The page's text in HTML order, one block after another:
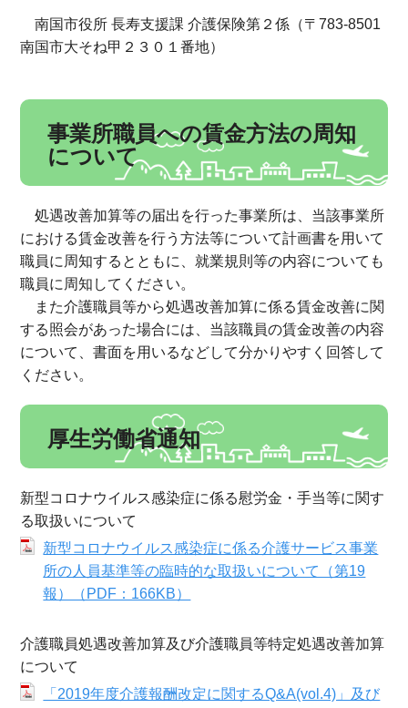
南国市役所 長寿支援課 介護保険第２係（〒783-8501
南国市大そね甲２３０１番地）
事業所職員への賃金方法の周知
について
処遇改善加算等の届出を行った事業所は、当該事業所
における賃金改善を行う方法等について計画書を用いて
職員に周知するとともに、就業規則等の内容についても
職員に周知してください。
また介護職員等から処遇改善加算に係る賃金改善に関
する照会があった場合には、当該職員の賃金改善の内容
について、書面を用いるなどして分かりやすく回答して
ください。
厚生労働省通知
新型コロナウイルス感染症に係る慰労金・手当等に関す
る取扱いについて
新型コロナウイルス感染症に係る介護サービス事業
所の人員基準等の臨時的な取扱いについて（第19
報）（PDF：166KB）
介護職員処遇改善加算及び介護職員等特定処遇改善加算
について
「2019年度介護報酬改定に関するQ&A(vol.4)」及び